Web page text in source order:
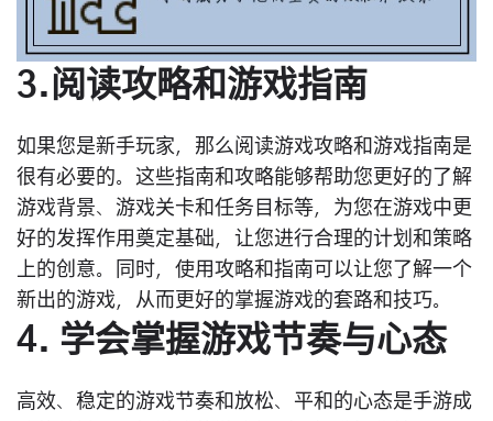
3.阅读攻略和游戏指南
如果您是新手玩家，那么阅读游戏攻略和游戏指南是
很有必要的。这些指南和攻略能够帮助您更好的了解
游戏背景、游戏关卡和任务目标等，为您在游戏中更
好的发挥作用奠定基础，让您进行合理的计划和策略
上的创意。同时，使用攻略和指南可以让您了解一个
新出的游戏，从而更好的掌握游戏的套路和技巧。
4. 学会掌握游戏节奏与心态
高效、稳定的游戏节奏和放松、平和的心态是手游成